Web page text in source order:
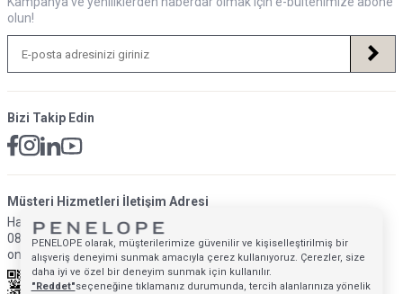
olun!
Bizi Takip Edin
Müsteri Hizmetleri İletişim Adresi
Hafta İçi: 09:00 - 18:00
0850 640 1993
onlinedestek@penelopebedroom.com
PENELOPE olarak, müşterilerimize güvenilir ve kişiselleştirilmiş bir
alışveriş deneyimi sunmak amacıyla çerez kullanıyoruz. Çerezler, size
daha iyi ve özel bir deneyim sunmak için kullanılır.
"Reddet"seçeneğine tıklamanız durumunda, tercih alanlarınıza yönelik